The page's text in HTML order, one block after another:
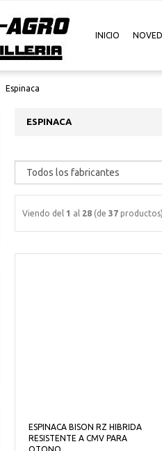
INICIO
Espinaca
ESPINACA
Viendo del 1 al 28 (de 37 productos)
ESPINACA BISON RZ HIBRIDA
RESISTENTE A CMV PARA